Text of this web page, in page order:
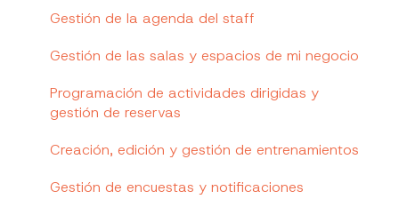
Informes de planes de entrenamiento
Informe de pagos
Informe de Rewards
Gestión de la agenda del staff
Gestión de las salas y espacios de mi negocio
Programación de actividades dirigidas y
gestión de reservas
Creación, edición y gestión de entrenamientos
Gestión de encuestas y notificaciones